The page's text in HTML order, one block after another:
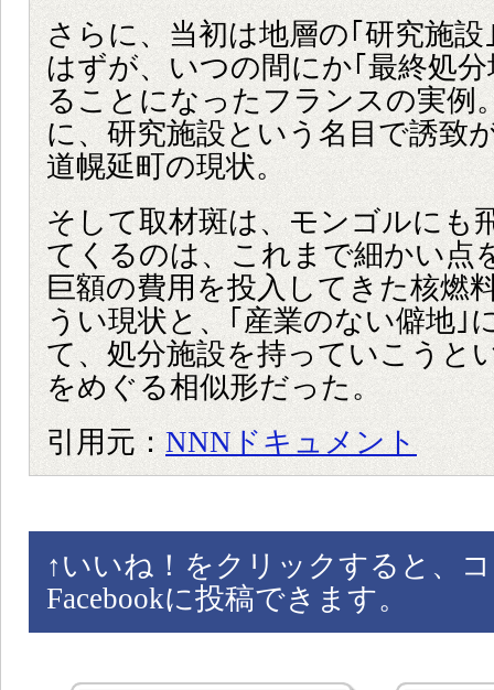
さらに、当初は地層の｢研究施
はずが、いつの間にか｢最終処
ることになったフランスの実例
に、研究施設という名目で誘致
道幌延町の現状。
そして取材斑は、モンゴルにも
てくるのは、これまで細かい点
巨額の費用を投入してきた核燃
うい現状と、｢産業のない僻地｣
て、処分施設を持っていこうと
をめぐる相似形だった。
引用元： NNNドキュメント
↑ いいね！をクリックすると、
Facebookに投稿できます。